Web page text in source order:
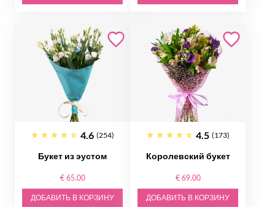
4.6 (254)
Букет из эустом
€ 65.00
ДОБАВИТЬ В КОРЗИНУ
4.5 (173)
Королевский букет
€ 69.00
ДОБАВИТЬ В КОРЗИНУ